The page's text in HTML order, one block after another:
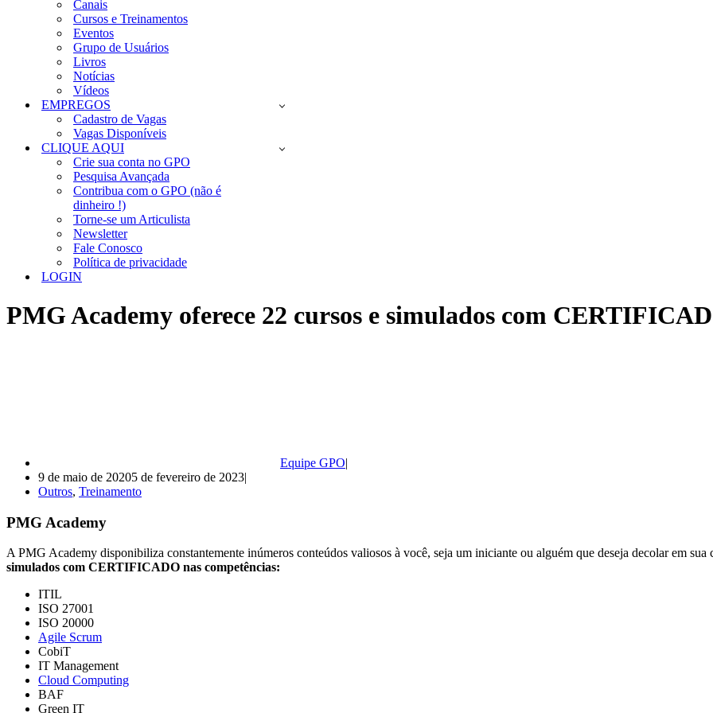
Canais
Cursos e Treinamentos
Eventos
Grupo de Usuários
Livros
Notícias
Vídeos
EMPREGOS
Cadastro de Vagas
Vagas Disponíveis
CLIQUE AQUI
Crie sua conta no GPO
Pesquisa Avançada
Contribua com o GPO (não é
dinheiro !)
Torne-se um Articulista
Newsletter
Fale Conosco
Política de privacidade
LOGIN
PMG Academy oferece 22 cursos e simulados com
Equipe GPO
9 de maio de 20205 de fevereiro de 2023
Outros, Treinamento
PMG Academy
A PMG Academy disponibiliza constantemente inúmeros conteúdos valiosos à você, seja um iniciante ou alguém que deseja decolar em
simulados com CERTIFICADO nas competências:
ITIL
ISO 27001
ISO 20000
Agile Scrum
CobiT
IT Management
Cloud Computing
BAF
Green IT